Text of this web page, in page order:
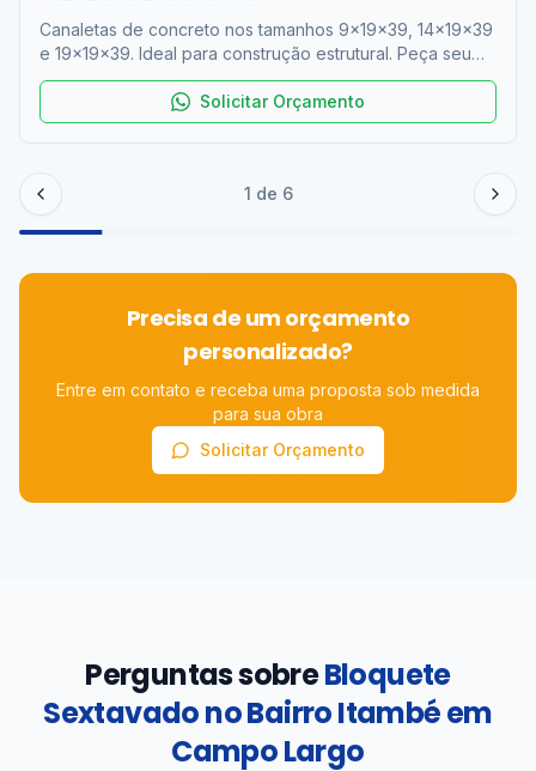
Canaleta de Concreto
Canaletas de concreto nos tamanhos 9x19x39, 14x19x39
e 19x19x39. Ideal para construção estrutural. Peça seu
Solicitar Orçamento
Precisa de um orçamento
personalizado?
Entre em contato e receba uma proposta sob medida
Solicitar Orçamento
Perguntas sobreBloquete
Sextavado no Bairro Itambé em